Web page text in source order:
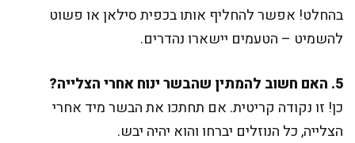
בהחלט! אפשר להחליף אותו בכפית סילאן או פשוט
להשמיט – הטעמים יישארו נהדרים.
5. האם חשוב להמתין שהבשר ינוח אחרי הצלייה?
כן! זו נקודה קריטית. אם תחתכו את הבשר מיד אחרי
הצלייה, כל הנוזלים יברחו והוא יהיה יבש.